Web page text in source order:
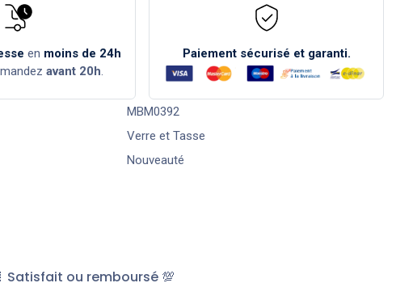
en moins de 24h
avant 20h.
Paiement sécurisé et garanti.
MBM0392
Verre et Tasse
Nouveauté
Satisfait ou remboursé 💯